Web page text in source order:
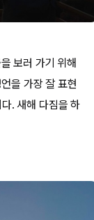
보러 가기 위해
을 가장 잘 표현
. 새해 다짐을 하